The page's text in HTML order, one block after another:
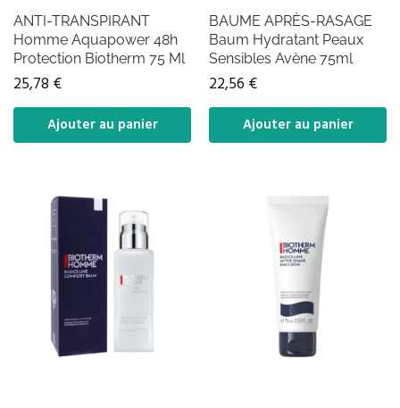
ANTI-TRANSPIRANT
Homme Aquapower 48h
Protection Biotherm 75 Ml
25,78 €
Ajouter au panier
BAUME APRÈS-RASAGE
Baum Hydratant Peaux
Sensibles Avène 75ml
22,56 €
Ajouter au panier